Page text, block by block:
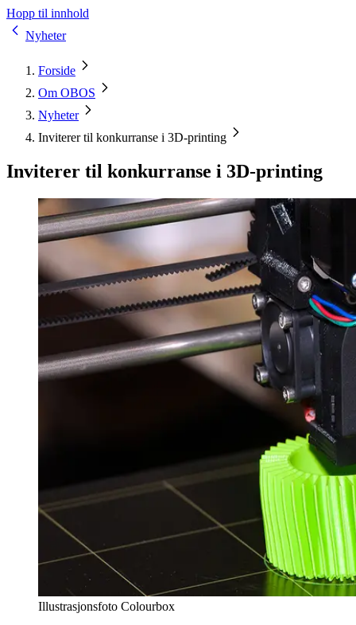
Hopp til innhold
Nyheter
Forside
Om OBOS
Nyheter
Inviterer til konkurranse i 3D-printing
Inviterer til konkurranse i 3D-printing
Illustrasjonsfoto Colourbox